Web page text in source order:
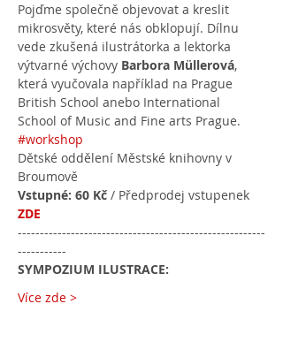
Pojďme společně objevovat a kreslit
mikrosvěty, které nás obklopují. Dílnu
vede zkušená ilustrátorka a lektorka
výtvarné výchovy Barbora Müllerová,
která vyučovala například na Prague
British School anebo International
School of Music and Fine arts Prague.
#workshop
Dětské oddělení Městské knihovny v
Broumově
Vstupné: 60 Kč / Předprodej vstupenek
ZDE
--------------------------------------------------------
-----------
SYMPOZIUM ILUSTRACE:
Více zde >